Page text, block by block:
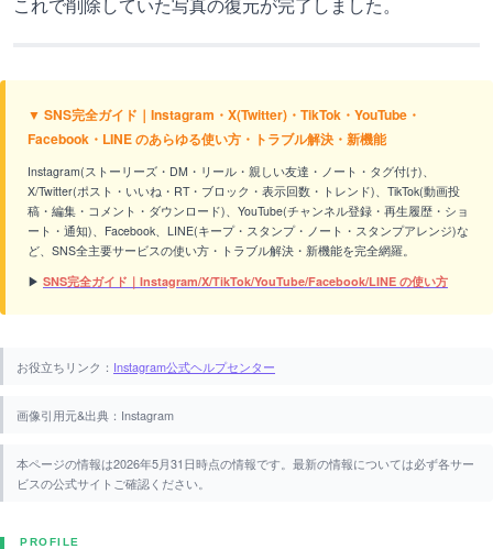
▼ SNS完全ガイド｜Instagram・X(Twitter)・TikTok・YouTube・
Facebook・LINE のあらゆる使い方・トラブル解決・新機能
Instagram(ストーリーズ・DM・リール・親しい友達・ノート・タグ付け)、
X/Twitter(ポスト・いいね・RT・ブロック・表示回数・トレンド)、TikTok(動画投
稿・編集・コメント・ダウンロード)、YouTube(チャンネル登録・再生履歴・ショ
ート・通知)、Facebook、LINE(キープ・スタンプ・ノート・スタンプアレンジ)な
ど、SNS全主要サービスの使い方・トラブル解決・新機能を完全網羅。
▶ SNS完全ガイド｜Instagram/X/TikTok/YouTube/Facebook/LINE の使い方
お役立ちリンク： Instagram公式ヘルプセンター
画像引用元&出典：Instagram
本ページの情報は2026年5月31日時点の情報です。最新の情報については必ず各サー
ビスの公式サイトご確認ください。
PROFILE